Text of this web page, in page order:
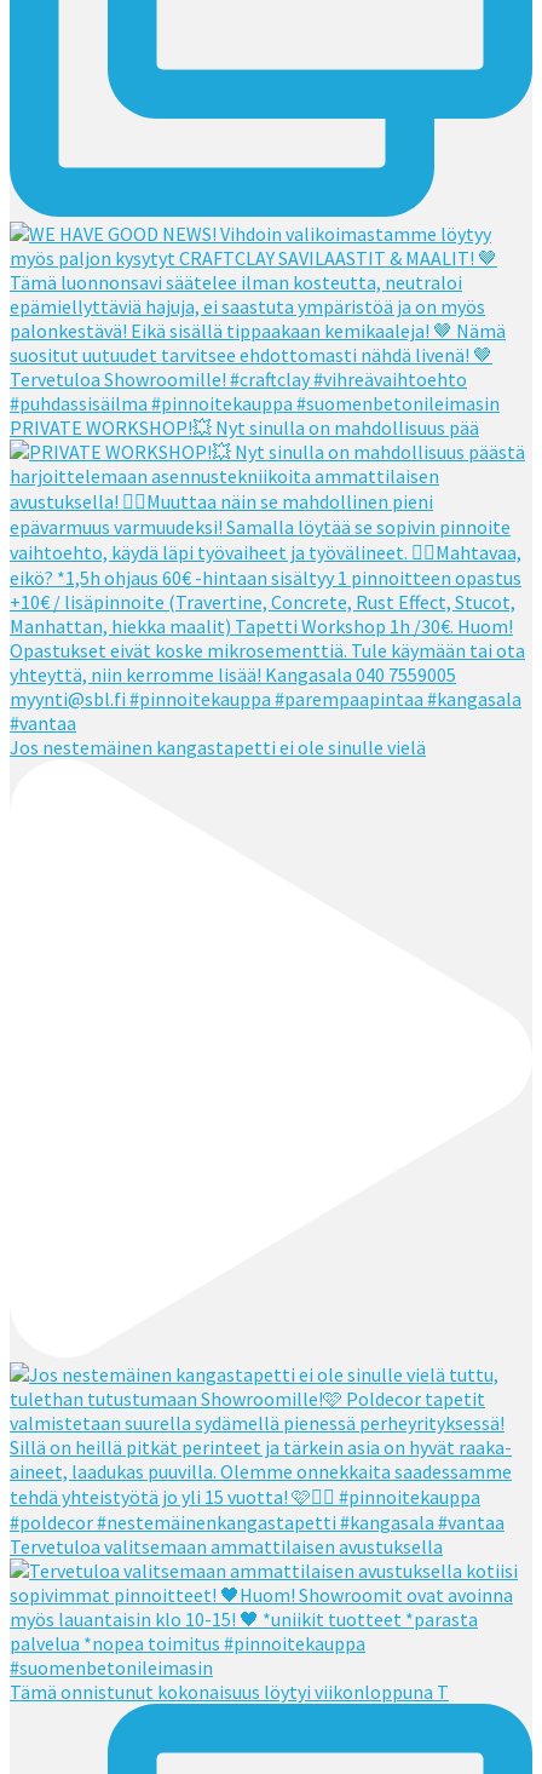
PRIVATE WORKSHOP!💥 Nyt sinulla on mahdollisuus pää
Jos nestemäinen kangastapetti ei ole sinulle vielä
Tervetuloa valitsemaan ammattilaisen avustuksella
Tämä onnistunut kokonaisuus löytyi viikonloppuna T